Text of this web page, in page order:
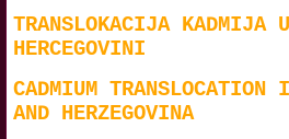
TRANSLOKACIJA KADMIJA
HERCEGOVINI
CADMIUM
AND HERZEGOVINA